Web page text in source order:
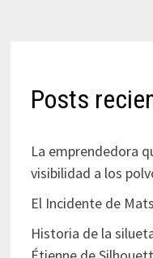
Posts
La emprendedora
visibilidad a los
El Incidente de
Historia de la